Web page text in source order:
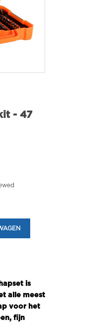
- 47
is
alle meest
voor het
fijn